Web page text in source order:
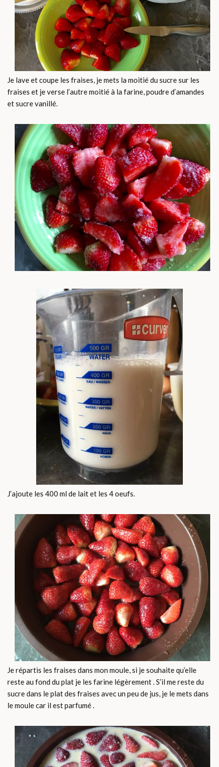
Je lave et coupe les fraises, je mets la moitié du sucre sur les
fraises et je verse l’autre moitié à la farine, poudre d’amandes
et sucre vanillé.
J’ajoute les 400 ml de lait et les 4 oeufs.
Je répartis les fraises dans mon moule, si je souhaite qu’elle
reste au fond du plat je les farine légèrement . S’il me reste du
sucre dans le plat des fraises avec un peu de jus, je le mets dans
le moule car il est parfumé .